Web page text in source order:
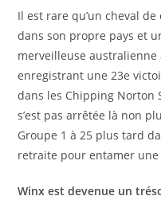
Il est rare qu’un cheval
dans son propre pays et
merveilleuse
enregistrant une 23e
dans les Chipping Norton
s’est pas arrêtée là non
Groupe 1 à 25 plus tard
retraite pour entamer
Winx est devenue un